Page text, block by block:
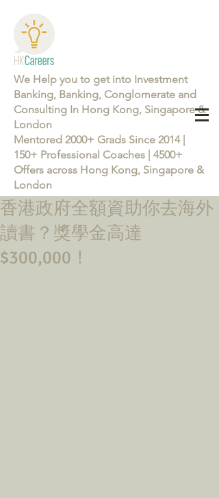
We Help you to get into Investment
Banking, Banking, Conglomerate and
Consulting In Hong Kong, Singapore &
London
Mentored 2000+ Grads Since 2014 |
150+ Professional Coaches | 4500+
Offers across Hong Kong, Singapore &
London
香港政府全額資助你去海外
讀書？獎學金高達
$300,000！